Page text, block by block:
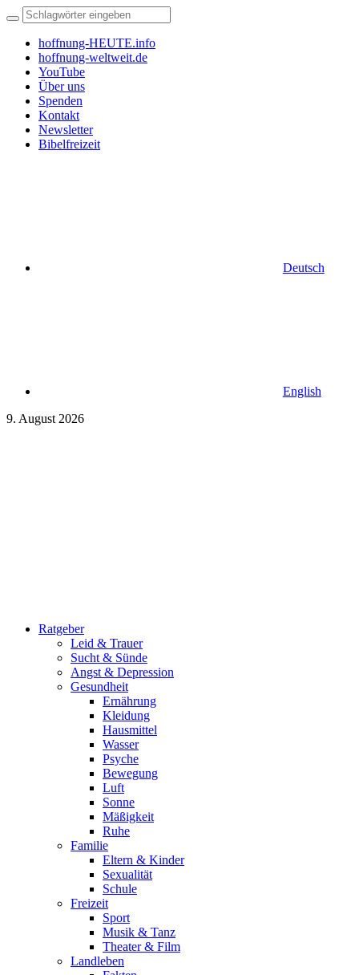
hoffnung-HEUTE.info
hoffnung-weltweit.de
YouTube
Über uns
Spenden
Kontakt
Newsletter
Bibelfreizeit
Deutsch
English
9. August 2026
Ratgeber
Leid & Trauer
Sucht & Sünde
Angst & Depression
Gesundheit
Ernährung
Kleidung
Hausmittel
Wasser
Psyche
Bewegung
Luft
Sonne
Mäßigkeit
Ruhe
Familie
Eltern & Kinder
Sexualität
Schule
Freizeit
Sport
Musik & Tanz
Theater & Film
Landleben